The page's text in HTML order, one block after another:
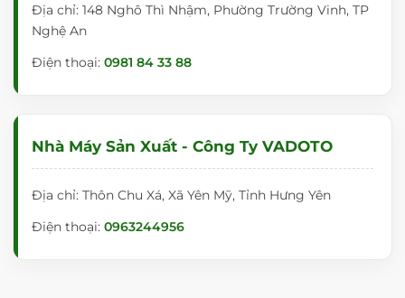
Địa chỉ: 148 Nghô Thì Nhậm, Phường Trường Vinh, TP
Nghệ An
Điện thoại: 0981 84 33 88
Nhà Máy Sản Xuất - Công Ty VADOTO
Địa chỉ: Thôn Chu Xá, Xã Yên Mỹ, Tỉnh Hưng Yên
Điện thoại: 0963244956